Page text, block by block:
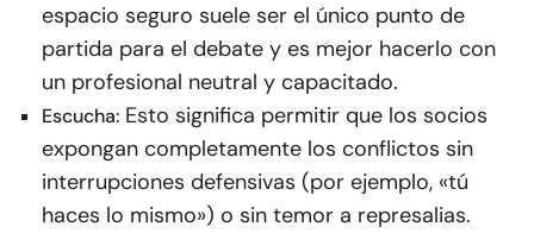
espacio seguro suele ser el único punto de
partida para el debate y es mejor hacerlo con
un profesional neutral y capacitado.
Escucha: Esto significa permitir que los socios
expongan completamente los conflictos sin
interrupciones defensivas (por ejemplo, «tú
haces lo mismo») o sin temor a represalias.